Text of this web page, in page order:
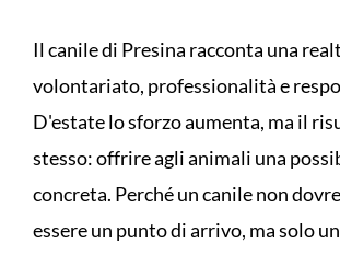
Il canile di Presina racconta una
volontariato, professionalità e
D'estate lo sforzo aumenta, ma il
stesso: offrire agli animali una
concreta. Perché un canile non
essere un punto di arrivo, ma solo